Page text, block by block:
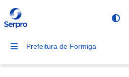
Prefeitura de Formiga